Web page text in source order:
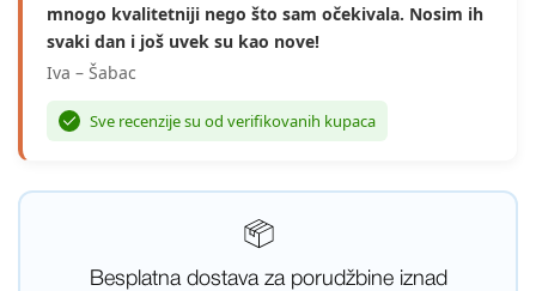
mnogo kvalitetniji nego što sam očekivala. Nosim ih
svaki dan i još uvek su kao nove!
Iva – Šabac
Sve recenzije su od verifikovanih kupaca
Besplatna dostava za porudžbine iznad